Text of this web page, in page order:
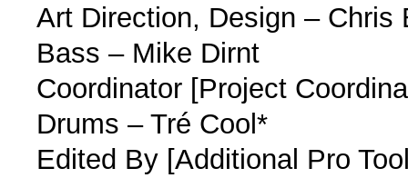
Art Direction, Design – Chris
Bass – Mike Dirnt
Coordinator [Project
Drums – Tré Cool*
Edited By [Additional Pro